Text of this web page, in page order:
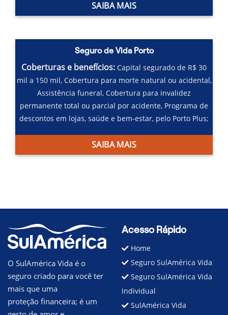
SAIBA MAIS
Seguro de Vida Porto
Coberturas e benefícios: Capital segurado de R$ 30
mil a 150 mil, Cobertura para morte natural ou acidental,
Assistência funeral,Cobertura para invalidez
permanente total ou parcial por acidente, Programa de
descontos em lojas, saúde e bem-estar, pelo Porto Plus;
SAIBA MAIS
O SulAmérica Vida é o
seguro criado para você ter
mais que uma
proteção financeira; é um
Acesso Rápido
Home
Seguro SulAmérica Vida
Seguro SulAmérica Vida
Individual
SulAmérica Vida